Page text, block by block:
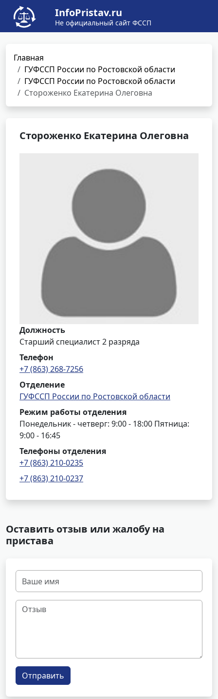
InfoPristav.ru
Не официальный сайт ФССП
Главная
ГУФССП России по Ростовской области
ГУФССП России по Ростовской области
Стороженко Екатерина Олеговна
Стороженко Екатерина Олеговна
Должность
Старший специалист 2 разряда
Телефон
+7 (863) 268-7256
Отделение
ГУФССП России по Ростовской области
Режим работы отделения
Понедельник - четверг: 9:00 - 18:00 Пятница:
9:00 - 16:45
Телефоны отделения
+7 (863) 210-0235
+7 (863) 210-0237
Оставить отзыв или жалобу на
пристава
Отправить